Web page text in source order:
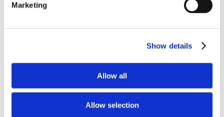
Marketing
Show details
Allow all
Allow selection